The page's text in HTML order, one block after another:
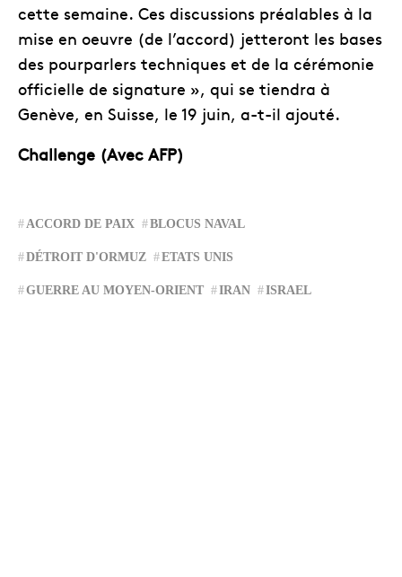
cette semaine. Ces discussions préalables à la
mise en oeuvre (de l’accord) jetteront les bases
des pourparlers techniques et de la cérémonie
officielle de signature », qui se tiendra à
Genève, en Suisse, le 19 juin, a-t-il ajouté.
Challenge (Avec AFP)
ACCORD DE PAIX BLOCUS NAVAL
DÉTROIT D'ORMUZ ETATS UNIS
GUERRE AU MOYEN-ORIENT IRAN ISRAEL